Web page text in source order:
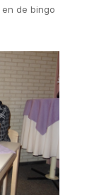
en de bingo